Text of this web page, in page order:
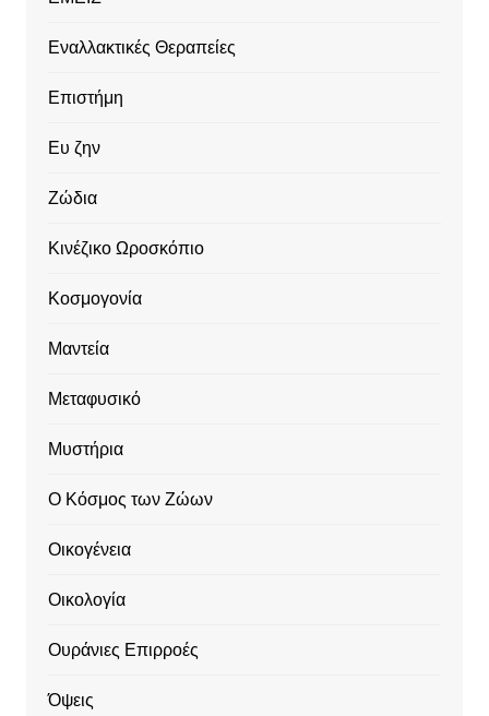
Εναλλακτικές Θεραπείες
Επιστήμη
Ευ ζην
Ζώδια
Κινέζικο Ωροσκόπιο
Κοσμογονία
Μαντεία
Μεταφυσικό
Μυστήρια
Ο Κόσμος των Ζώων
Οικογένεια
Οικολογία
Ουράνιες Επιρροές
Όψεις